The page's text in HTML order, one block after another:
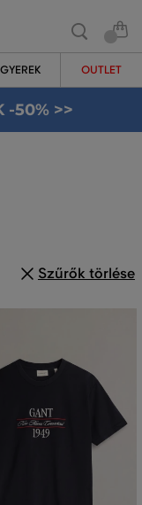
GYEREK OUTLET
-50% >>
Szűrők törlése